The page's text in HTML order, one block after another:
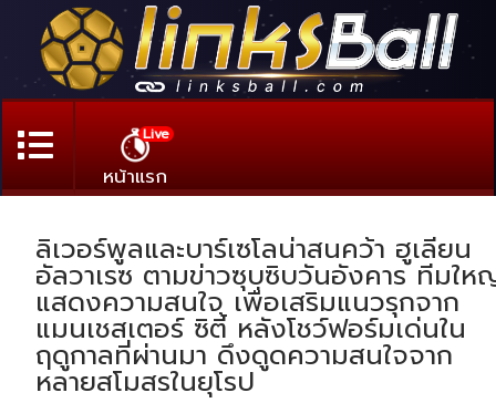
Live
หน้าแรก
ลิเวอร์พูลและบาร์เซโลน่าสนคว้า ฮูเลียน
อัลวาเรซ ตามข่าวซุบซิบวันอังคาร ทีมให
แสดงความสนใจ เพื่อเสริมแนวรุกจาก
แมนเชสเตอร์ ซิตี้ หลังโชว์ฟอร์มเด่นใน
ฤดูกาลที่ผ่านมา ดึงดูดความสนใจจาก
หลายสโมสรในยุโรป